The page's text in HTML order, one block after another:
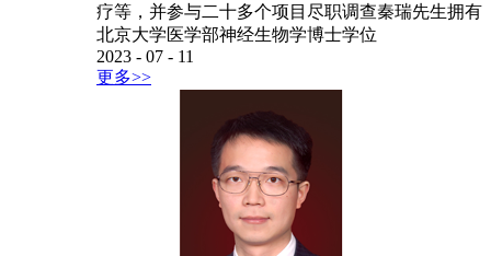
疗等，并参与二十多个项目尽职调查秦瑞先生拥有
北京大学医学部神经生物学博士学位
2023 - 07 - 11
更多>>